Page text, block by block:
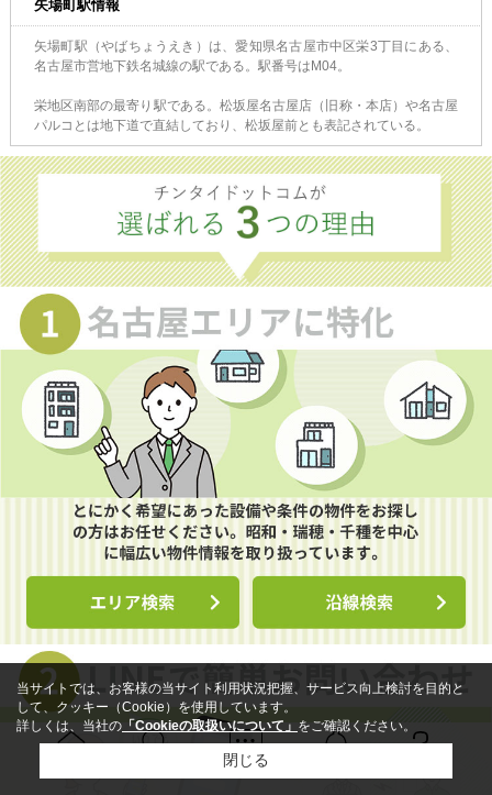
矢場町駅情報
矢場町駅（やばちょうえき）は、愛知県名古屋市中区栄3丁目にある、
名古屋市営地下鉄名城線の駅である。駅番号はM04。
栄地区南部の最寄り駅である。松坂屋名古屋店（旧称・本店）や名古屋
パルコとは地下道で直結しており、松坂屋前とも表記されている。
問い合せ
当サイトでは、お客様の当サイト利用状況把握、サービス向上検討を目的と
して、クッキー（Cookie）を使用しています。
詳しくは、当社の 「Cookieの取扱いについて」 をご確認ください。
閉じる